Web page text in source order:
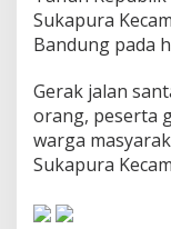
r
t
J
l
Sukapura
Bandung pada
Gerak jalan
orang, peserta
warga
Sukapura